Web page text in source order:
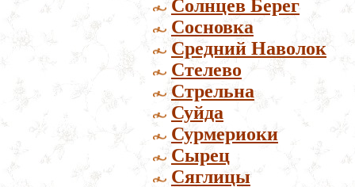
Солнцев Берег
Сосновка
Средний Наволок
Стелево
Стрельна
Суйда
Сурмериоки
Сырец
Сяглицы